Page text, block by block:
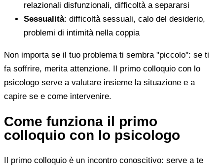
relazionali disfunzionali, difficoltà a separarsi
Sessualità: difficoltà sessuali, calo del desiderio,
problemi di intimità nella coppia
Non importa se il tuo problema ti sembra "piccolo": se ti
fa soffrire, merita attenzione. Il primo colloquio con lo
psicologo serve a valutare insieme la situazione e a
capire se e come intervenire.
Come funziona il primo
colloquio con lo psicologo
Il primo colloquio è un incontro conoscitivo: serve a te